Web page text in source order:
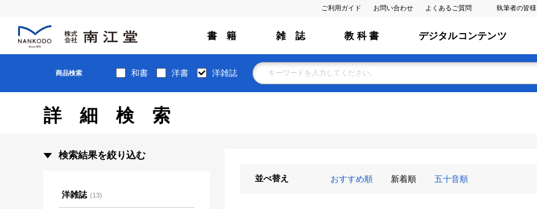
ご利用ガイド お問い合わせ よくあるご質問 執筆者の皆様
書 籍 雑 誌 教 科 書 デジタルコンテンツ
商品検索 和書 洋書 洋雑誌
詳細検索
並べ替え おすすめ順 新着順 五十音順
検索結果を絞り込む
洋雑誌 (13)